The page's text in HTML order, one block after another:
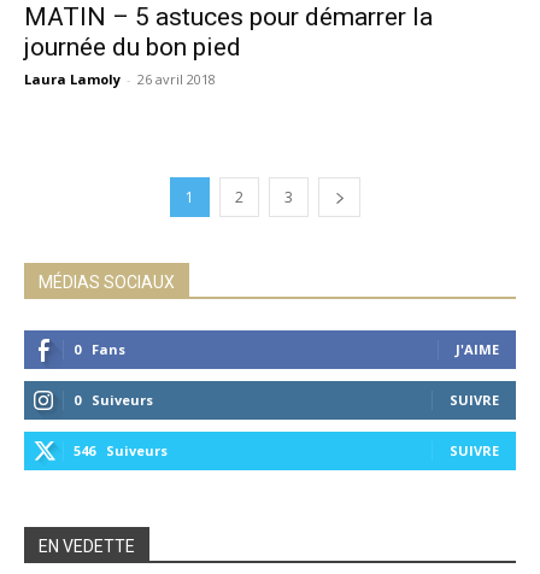
MATIN – 5 astuces pour démarrer la
journée du bon pied
Laura Lamoly - 26 avril 2018
1 2 3
MÉDIAS SOCIAUX
0 Fans J'AIME
0 Suiveurs SUIVRE
546 Suiveurs SUIVRE
EN VEDETTE